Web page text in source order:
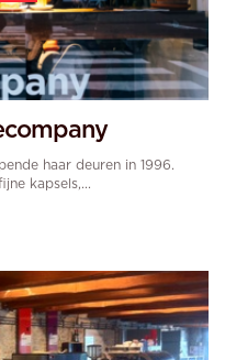
haar deuren in 1996.
kapsels,...